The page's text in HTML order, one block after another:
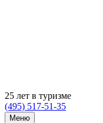
25 лет в туризме
(495) 517-51-35
Меню